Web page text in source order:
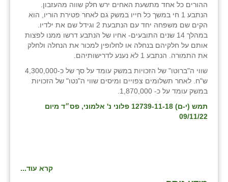
ההורים כל אחד מתשעת האחים ירש חלק שווה מהעזבון.
הנתבע 1 חי במשך כל חייו במשק גם לאחר פטירת הוריו, הוא
הקים שם משפחה יחד עם הנתבעת 2 וגידל שם את ילדיו.
במהלך 14 שנים התובעים- אחיו של הנתבע דרשו ממנו לפצות
אותם על חלקיהם בנחלה או לחלופין למכור את הנחלה ולחלק
את התמורה. הנתבע 1 לא נענע לדרישותיהם.
שווי ה"ברוטו" של הזכויות במשק עומד על סך של כ-4,300,000
ש"ח. לאחר תשלומים צפויים ומיסים שווי ה"נטו" של הזכויות
במשק עומד על כ- 1,870,000.
תמש (י-ם) 12739-11-18 פלוני נ' אלמוני, פס״ד מיום
09/11/22
קרא עוד...